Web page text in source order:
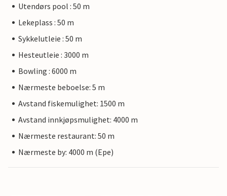
Utendørs pool : 50 m
Lekeplass : 50 m
Sykkelutleie : 50 m
Hesteutleie : 3000 m
Bowling : 6000 m
Nærmeste beboelse: 5 m
Avstand fiskemulighet: 1500 m
Avstand innkjøpsmulighet: 4000 m
Nærmeste restaurant: 50 m
Nærmeste by: 4000 m (Epe)